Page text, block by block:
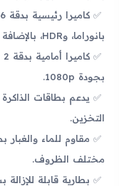
بانوراما، وHDR، بالإضافة إلى تصوير فيديو بجودة 4K.
بجودة 1080p.
التخزين.
مختلف الظروف.